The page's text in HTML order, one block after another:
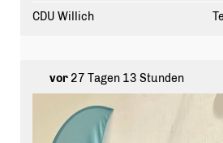
#cdu #bürgermeister #
CDU Willich
vor27 Tagen 13 Stunden